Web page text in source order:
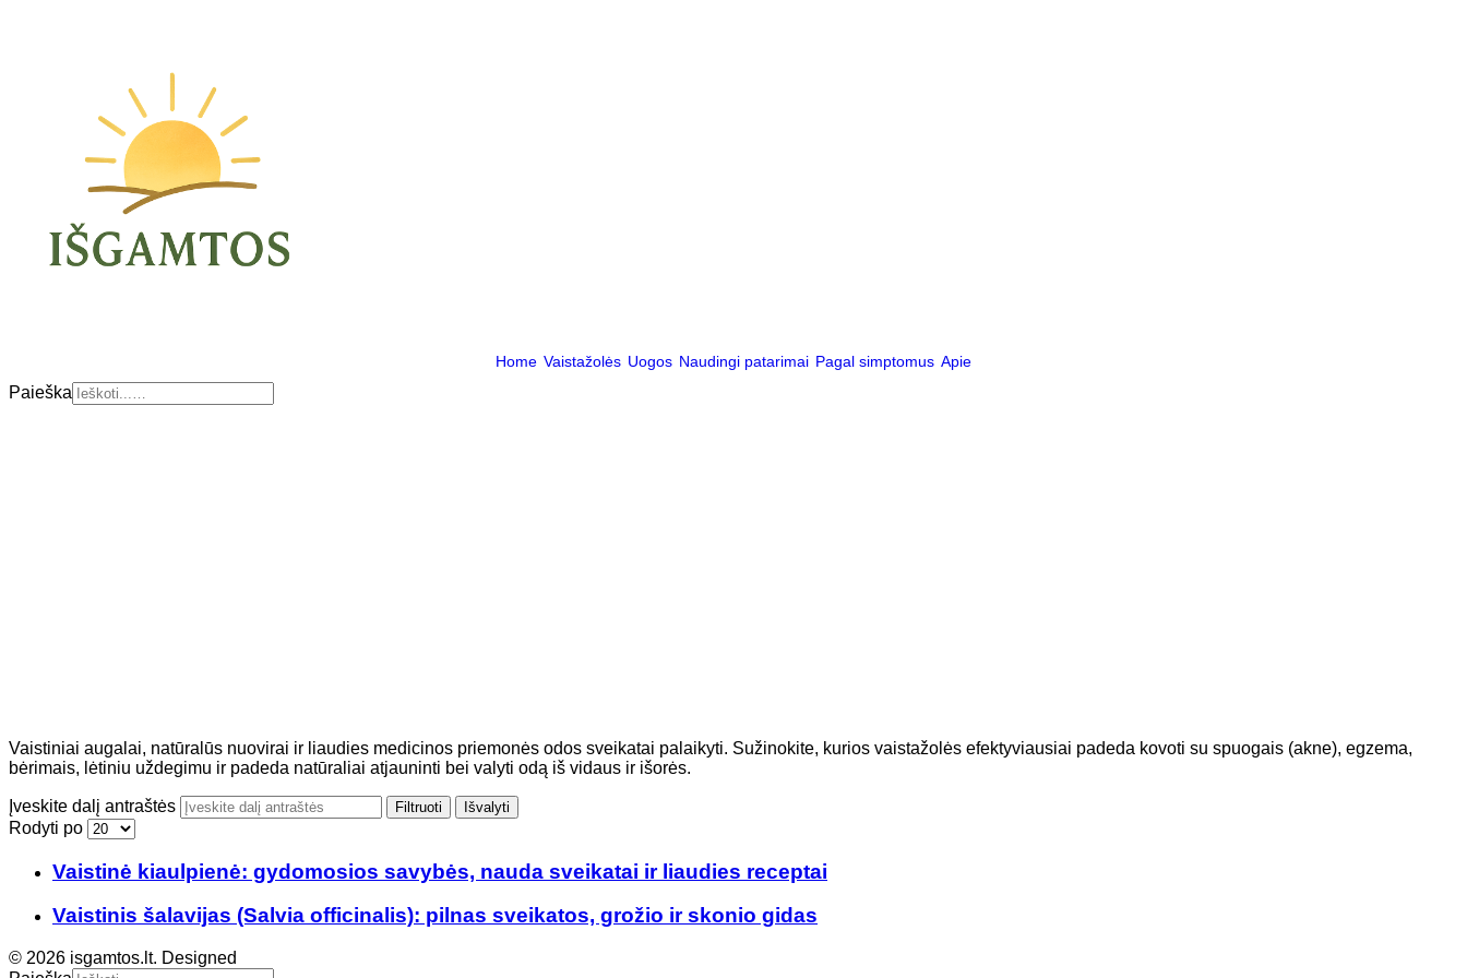
Home Vaistažolės Uogos Naudingi patarimai Pagal simptomus Apie
Paieška
Vaistiniai augalai, natūralūs nuovirai ir liaudies medicinos priemonės odos sveikatai palaikyti. Sužinokite, kurios vaistažolės efektyviausiai padeda kovoti su spuogais (akne), egzema,
bėrimais, lėtiniu uždegimu ir padeda natūraliai atjauninti bei valyti odą iš vidaus ir išorės.
Įveskite dalį antraštės Filtruoti Išvalyti
Rodyti po
Vaistinė kiaulpienė: gydomosios savybės, nauda sveikatai ir liaudies receptai
Vaistinis šalavijas (Salvia officinalis): pilnas sveikatos, grožio ir skonio gidas
© 2026 isgamtos.lt. Designed